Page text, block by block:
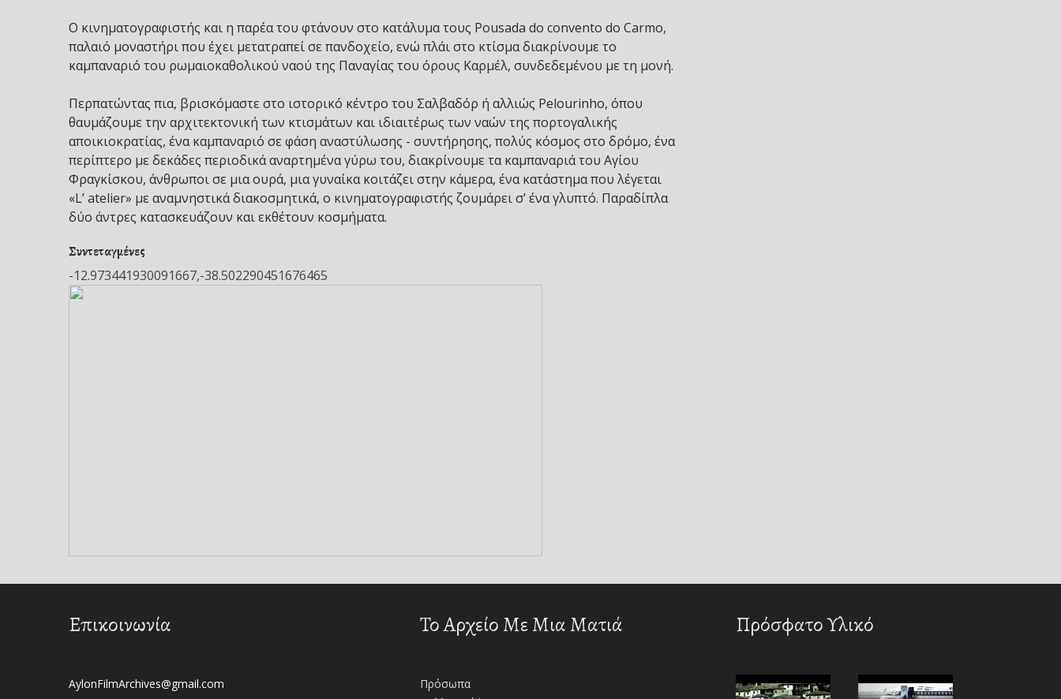
Ο κινηματογραφιστής και η παρέα του φτάνουν στο κατάλυμα τους Pousada do convento do Carmo,
παλαιό μοναστήρι που έχει μετατραπεί σε πανδοχείο, ενώ πλάι στο κτίσμα διακρίνουμε το
καμπαναριό του ρωμαιοκαθολικού ναού της Παναγίας του όρους Καρμέλ, συνδεδεμένου με τη μονή.
Περπατώντας πια, βρισκόμαστε στο ιστορικό κέντρο του Σαλβαδόρ ή αλλιώς Pelourinho, όπου
θαυμάζουμε την αρχιτεκτονική των κτισμάτων και ιδιαιτέρως των ναών της πορτογαλικής
αποικιοκρατίας, ένα καμπαναριό σε φάση αναστύλωσης - συντήρησης, πολύς κόσμος στο δρόμο, ένα
περίπτερο με δεκάδες περιοδικά αναρτημένα γύρω του, διακρίνουμε τα καμπαναριά του Αγίου
Φραγκίσκου, άνθρωποι σε μια ουρά, μια γυναίκα κοιτάζει στην κάμερα, ένα κατάστημα που λέγεται
«L’ atelier» με αναμνηστικά διακοσμητικά, ο κινηματογραφιστής ζουμάρει σ’ ένα γλυπτό. Παραδίπλα
δύο άντρες κατασκευάζουν και εκθέτουν κοσμήματα.
Συντεταγμένες
-12.973441930091667,-38.502290451676465
Επικοινωνία
AylonFilmArchives@gmail.com
Το Αρχείο Με Μια Ματιά
Πρόσωπα
Πρόσφατο Υλικό